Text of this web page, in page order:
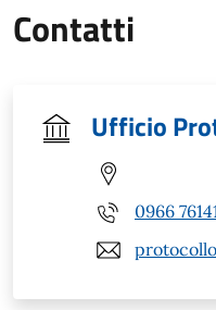
Contatti
Ufficio
0966